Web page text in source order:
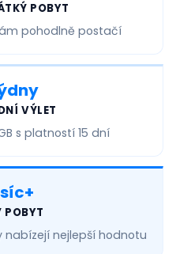
POBYT
pohodlně postačí
VÝLET
s platností 15 dní
POBYT
nejlepší hodnotu